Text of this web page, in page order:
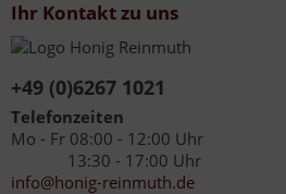
Ihr Kontakt zu uns
+49 (0)6267 1021
Telefonzeiten
Mo - Fr 08:00 - 12:00 Uhr
13:30 - 17:00 Uhr
info@honig-reinmuth.de